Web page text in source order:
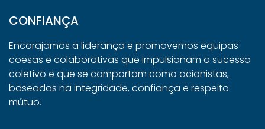
CONFIANÇA
Encorajamos a liderança e promovemos equipas
coesas e colaborativas que impulsionam o sucesso
coletivo e que se comportam como acionistas,
baseadas na integridade, confiança e respeito
mútuo.